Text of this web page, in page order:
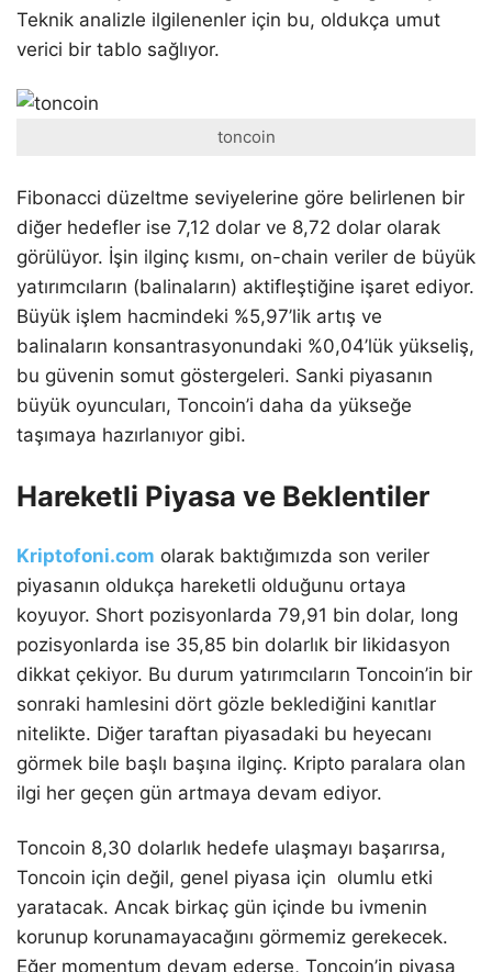
Teknik analizle ilgilenenler için bu, oldukça umut
verici bir tablo sağlıyor.
toncoin
Fibonacci düzeltme seviyelerine göre belirlenen bir
diğer hedefler ise 7,12 dolar ve 8,72 dolar olarak
görülüyor. İşin ilginç kısmı, on-chain veriler de büyük
yatırımcıların (balinaların) aktifleştiğine işaret ediyor.
Büyük işlem hacmindeki %5,97’lik artış ve
balinaların konsantrasyonundaki %0,04’lük yükseliş,
bu güvenin somut göstergeleri. Sanki piyasanın
büyük oyuncuları, Toncoin’i daha da yükseğe
taşımaya hazırlanıyor gibi.
Hareketli Piyasa ve Beklentiler
Kriptofoni.com olarak baktığımızda son veriler
piyasanın oldukça hareketli olduğunu ortaya
koyuyor. Short pozisyonlarda 79,91 bin dolar, long
pozisyonlarda ise 35,85 bin dolarlık bir likidasyon
dikkat çekiyor. Bu durum yatırımcıların Toncoin’in bir
sonraki hamlesini dört gözle beklediğini kanıtlar
nitelikte. Diğer taraftan piyasadaki bu heyecanı
görmek bile başlı başına ilginç. Kripto paralara olan
ilgi her geçen gün artmaya devam ediyor.
Toncoin 8,30 dolarlık hedefe ulaşmayı başarırsa,
Toncoin için değil, genel piyasa için olumlu etki
yaratacak. Ancak birkaç gün içinde bu ivmenin
korunup korunamayacağını görmemiz gerekecek.
Eğer momentum devam ederse, Toncoin’in piyasa